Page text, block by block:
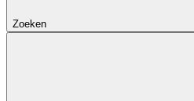
Zoeken